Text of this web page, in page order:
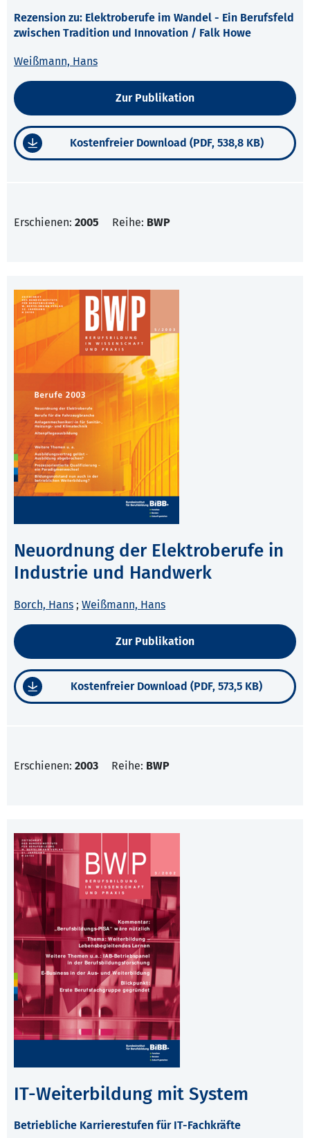
Rezension zu: Elektroberufe im Wandel - Ein Berufsfeld
zwischen Tradition und Innovation / Falk Howe
Weißmann, Hans
Zur Publikation
Kostenfreier Download (PDF, 538,8 KB)
Erschienen: 2005 Reihe: BWP
Neuordnung der Elektroberufe in
Industrie und Handwerk
Borch, Hans ; Weißmann, Hans
Zur Publikation
Kostenfreier Download (PDF, 573,5 KB)
Erschienen: 2003 Reihe: BWP
IT-Weiterbildung mit System
Betriebliche Karrierestufen für IT-Fachkräfte